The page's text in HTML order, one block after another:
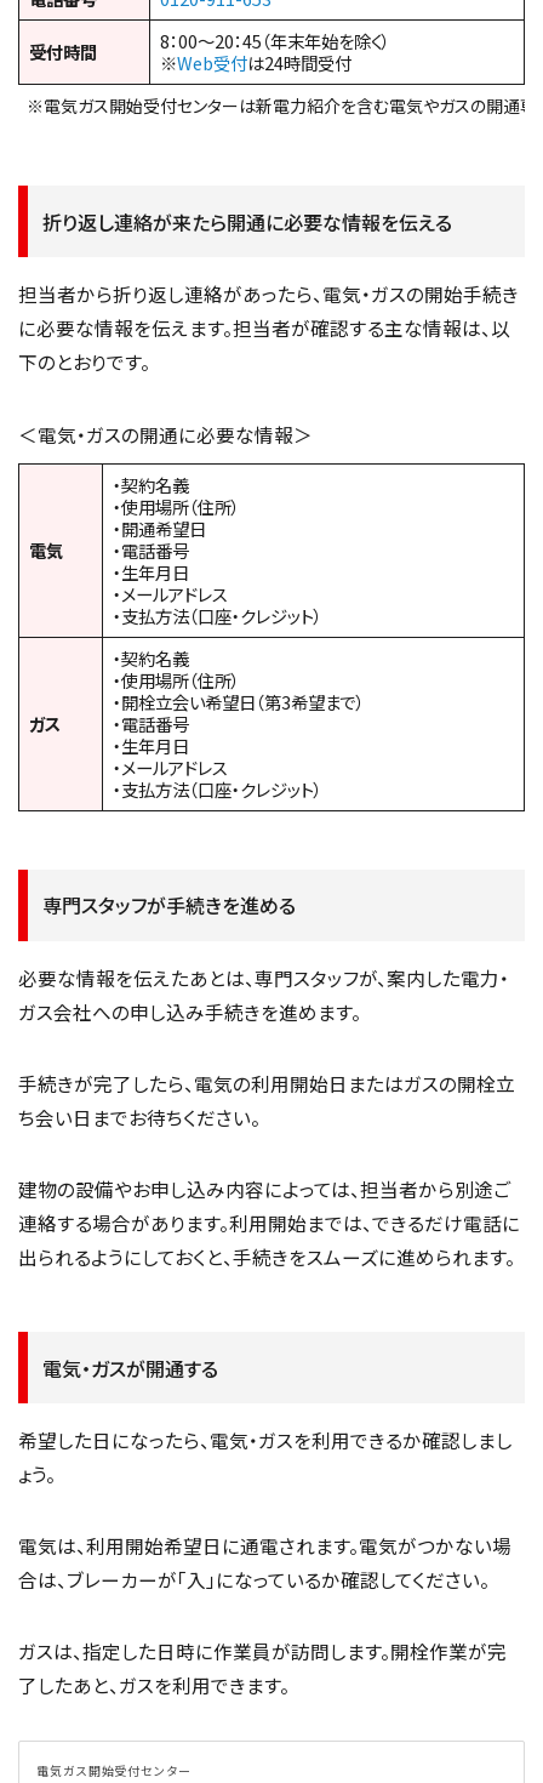
受付時間
8：00～20：45（年末年始を除く）
※Web受付は24時間受付
※電気ガス開始受付センターは新電力紹介を含む電気やガスの開通専
折り返し連絡が来たら開通に必要な情報を伝える
担当者から折り返し連絡があったら、電気・ガスの開始手続き
に必要な情報を伝えます。担当者が確認する主な情報は、以
下のとおりです。
＜電気・ガスの開通に必要な情報＞
電気
・契約名義
・使用場所（住所）
・開通希望日
・電話番号
・生年月日
・メールアドレス
・支払方法（口座・クレジット）
ガス
・契約名義
・使用場所（住所）
・開栓立会い希望日（第3希望まで）
・電話番号
・生年月日
・メールアドレス
・支払方法（口座・クレジット）
専門スタッフが手続きを進める
必要な情報を伝えたあとは、専門スタッフが、案内した電力・
ガス会社への申し込み手続きを進めます。
手続きが完了したら、電気の利用開始日またはガスの開栓立
ち会い日までお待ちください。
建物の設備やお申し込み内容によっては、担当者から別途ご
連絡する場合があります。利用開始までは、できるだけ電話に
出られるようにしておくと、手続きをスムーズに進められます。
電気・ガスが開通する
希望した日になったら、電気・ガスを利用できるか確認しまし
ょう。
電気は、利用開始希望日に通電されます。電気がつかない場
合は、ブレーカーが「入」になっているか確認してください。
ガスは、指定した日時に作業員が訪問します。開栓作業が完
了したあと、ガスを利用できます。
電気ガス開始受付センター